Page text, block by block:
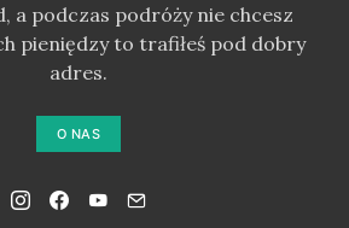
a podczas podróży nie chcesz
pieniędzy to trafiłeś pod dobry
adres.
O NAS